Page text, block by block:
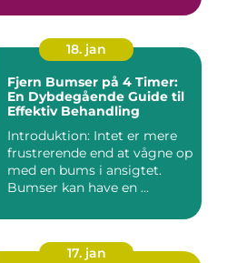
18. jan
Fjern Bumser på 4 Timer:
En Dybdegående Guide til
Effektiv Behandling
Introduktion: Intet er mere
frustrerende end at vågne op
med en bums i ansigtet.
Bumser kan have en ...
17. jan